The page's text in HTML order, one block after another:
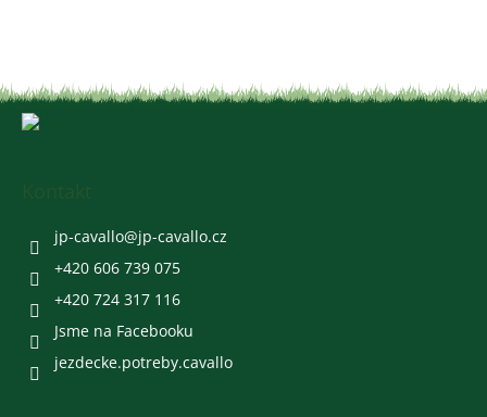
jp-cavallo@jp-cavallo.cz
+420 606 739 075
+420 724 317 116
Jsme na Facebooku
jezdecke.potreby.cavallo